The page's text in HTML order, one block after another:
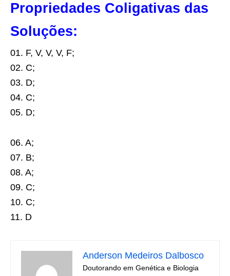
Propriedades Coligativas das
Soluções:
01. F, V, V, V, F;
02. C;
03. D;
04. C;
05. D;
06. A;
07. B;
08. A;
09. C;
10. C;
11. D
Anderson Medeiros Dalbosco
Doutorando em Genética e Biologia